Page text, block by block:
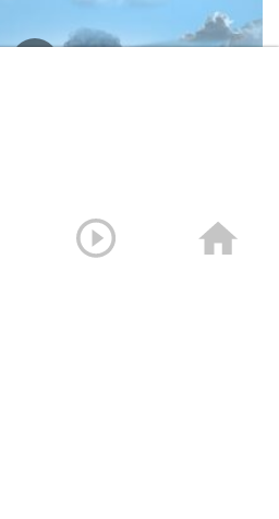
وصايا الخالدين الشهيد – صالح